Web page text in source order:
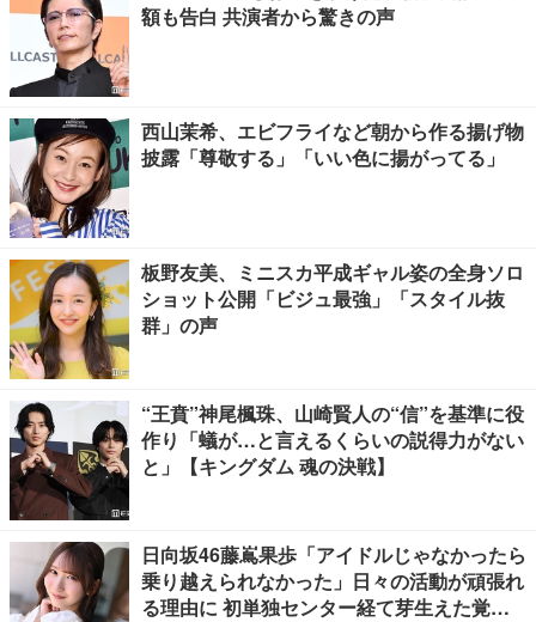
額も告白 共演者から驚きの声
西山茉希、エビフライなど朝から作る揚げ物
披露「尊敬する」「いい色に揚がってる」
板野友美、ミニスカ平成ギャル姿の全身ソロ
ショット公開「ビジュ最強」「スタイル抜
群」の声
“王賁”神尾楓珠、山崎賢人の“信”を基準に役
作り「蟻が…と言えるくらいの説得力がない
と」【キングダム 魂の決戦】
日向坂46藤嶌果歩「アイドルじゃなかったら
乗り越えられなかった」日々の活動が頑張れ
る理由に 初単独センター経て芽生えた覚悟